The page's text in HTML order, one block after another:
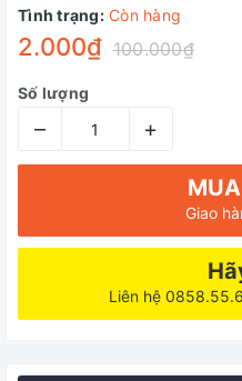
Tình trạng: Còn hàng
2.000₫ 100.000₫
Số lượng
– +
Giao
Liên hệ